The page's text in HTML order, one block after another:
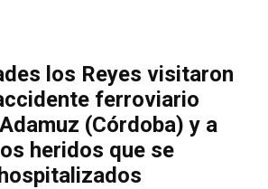
los Reyes visitaron
ferroviario
(Córdoba) y a
heridos que se